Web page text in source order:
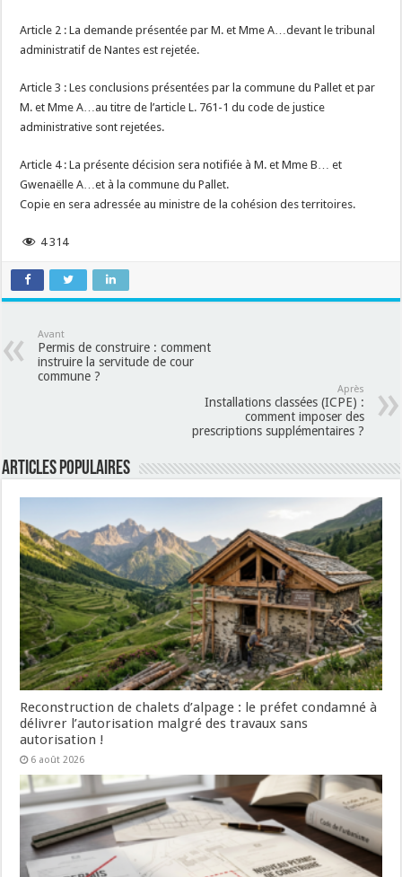
Article 2 : La demande présentée par M. et Mme A…devant le tribunal
administratif de Nantes est rejetée.
Article 3 : Les conclusions présentées par la commune du Pallet et par
M. et Mme A…au titre de l’article L. 761-1 du code de justice
administrative sont rejetées.
Article 4 : La présente décision sera notifiée à M. et Mme B… et
Gwenaëlle A…et à la commune du Pallet.
Copie en sera adressée au ministre de la cohésion des territoires.
4 314
Avant
Permis de construire : comment
instruire la servitude de cour
commune ?
Après
Installations classées (ICPE) :
comment imposer des
prescriptions supplémentaires ?
Articles populaires
Reconstruction de chalets d’alpage : le préfet condamné à
délivrer l’autorisation malgré des travaux sans
autorisation !
6 août 2026